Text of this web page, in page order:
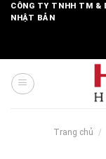
SkipCÔNG TY TNHH TM &
NHẬT BẢN
Trang chủ /